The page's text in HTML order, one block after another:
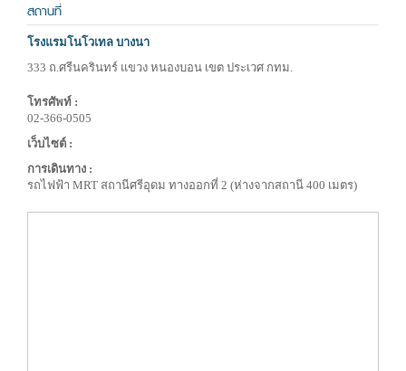
สถานที่
โรงแรมโนโวเทล บางนา
333 ถ.ศรีนครินทร์ แขวง หนองบอน เขต ประเวศ กทม.
โทรศัพท์ :
02-366-0505
เว็บไซต์ :
การเดินทาง :
รถไฟฟ้า MRT สถานีศรีอุดม ทางออกที่ 2 (ห่างจากสถานี 400 เมตร)